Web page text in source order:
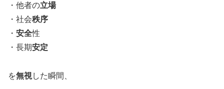
・他者の立場
・社会秩序
・ 安全性
・長期安定
を無視した瞬間、